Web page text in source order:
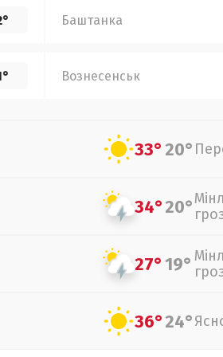
Баштанка
Вознесенськ
33°20°
34°20°
27°19°
36°24°